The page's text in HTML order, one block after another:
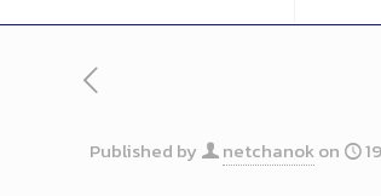
Published by netchanokon